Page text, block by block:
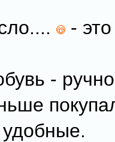
-
-
удобные.